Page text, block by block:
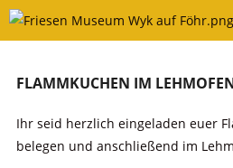
Skip
FLAMMKUCHEN IM
Ihr seid herzlich eingeladen euer
belegen und anschließend im